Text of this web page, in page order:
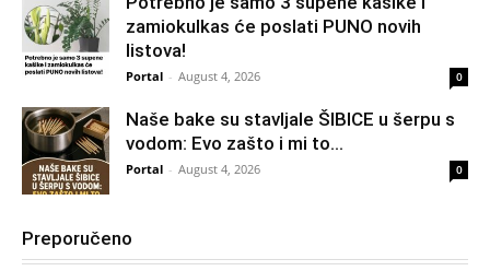
zamiokulkas će poslati PUNO novih
listova!
Portal - August 4, 2026 0
Naše bake su stavljale ŠIBICE u šerpu s
vodom: Evo zašto i mi to...
Portal - August 4, 2026 0
Preporučeno